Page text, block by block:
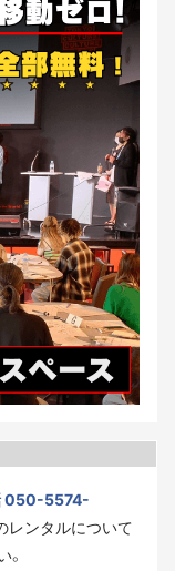
050-5574-
レンタルについて
。